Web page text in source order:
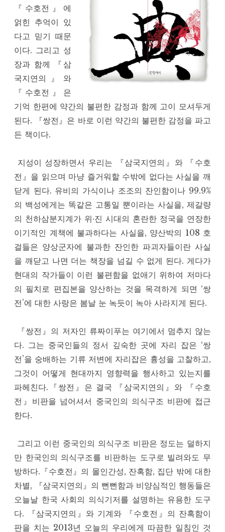
『수호전』에
얽힌 추억이 있
다고 믿기 때문
이다. 그리고 성
장과 함께 『삼
국지연의』와
『수호전』은
기억 한편에 약간의 불편한 감정과 함께 고이 모셔두게
된다. 『쌍전』은 바로 이런 약간의 불편한 감정을 파고
든 책이다.
지성이 성장하면서 우리는 『삼국지연의』와 『수호
전』을 읽으며 마냥 즐거워할 수밖에 없다는 사실을 깨
닫게 된다. 유비의 가식이나 조조의 잔인함이나 99.9%
의 백성에게는 똑같은 고통일 뿐이라는 사실을, 제갈량
의 천하삼분지계가 위∙진 시대의 혼란한 정국을 연장한
이기적인 계책에 불과하다는 사실을, 양산박의 108 호
걸들은 양상군자에 불과한 잔인한 파괴자들이란 사실
을 깨닫고 나면 더는 책장을 넘길 수 없게 된다. 게다가
현대의 작가들이 이런 불편함을 없애기 위하여 저마다
의 필치로 편집본을 양산하는 것을 목격하게 되면 ‘쌍
전’에 대한 사랑은 봄날 눈 녹듯이 녹아 사라지게 된다.
『쌍전』의 저자인 류짜이푸는 여기에서 멈추지 않는
다. 그는 중국인들의 정서 깊숙한 곳에 자리 잡은 ‘쌍
전’을 숭배하는 기류 저변에 자리잡은 흉성을 고찰하고,
그것이 어떻게 현대까지 영향력을 행사하고 있는지를
파헤친다.『쌍전』은 결국 『삼국지연의』와 『수호
전』비판을 넘어셔서 중국인의 의식구조 비판에 접근
한다.
그리고 이런 중국인의 의식구조 비판은 정도는 덜하지
만 한국인의 의식구조를 비판하는 도구로 빌려와도 무
방하다.『수호전』의 몰인간성, 잔혹함, 집단 밖에 대한
차별, 『삼국지연의』의 뻔뻔함과 비양심적인 행동들은
오늘날 한국 사회의 의식기저를 설명하는 유용한 도구
다. 『삼국지연의』와 기계와 『수호전』의 잔혹함이
판을 치는 2013년 오늘의 우리에게 따끔한 일침인 것